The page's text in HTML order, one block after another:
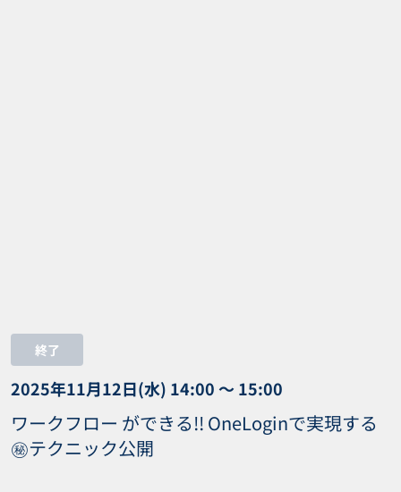
終了
2025年11月12日(水) 14:00 〜 15:00
ワークフロー ができる!! OneLoginで実現する
㊙︎テクニック公開